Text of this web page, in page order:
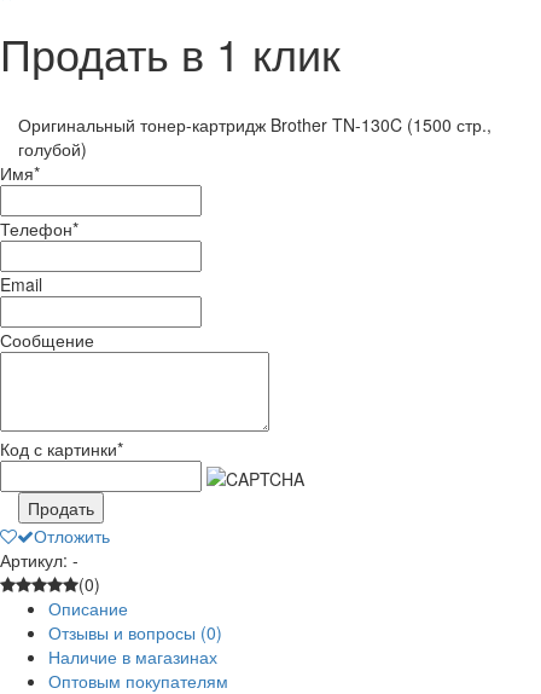
Продать в 1 клик
Оригинальный тонер-картридж Brother TN-130C (1500 стр.,
голубой)
Имя*
Телефон*
Email
Сообщение
Код с картинки*
Продать
Отложить
Артикул: -
(0)
Описание
Отзывы и вопросы (0)
Наличие в магазинах
Оптовым покупателям